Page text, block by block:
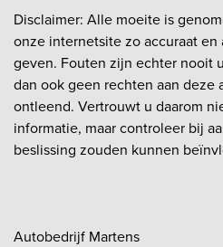
Disclaimer: Alle moeite is
onze internetsite zo accuraat
geven. Fouten zijn echter nooit
dan ook geen rechten aan deze
ontleend. Vertrouwt u daarom
informatie, maar controleer bij
beslissing zouden kunnen
Autobedrijf Martens